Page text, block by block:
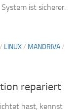
ist sicherer.
/ LINUX/ MANDRIVA/
repariert
hast, kennst